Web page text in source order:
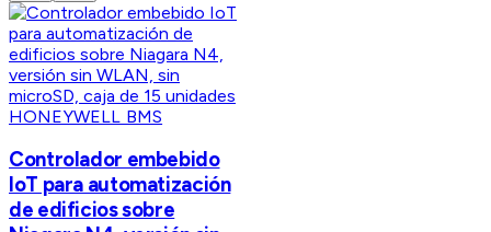
HONEYWELL BMS
Controlador embebido
IoT para automatización
de edificios sobre